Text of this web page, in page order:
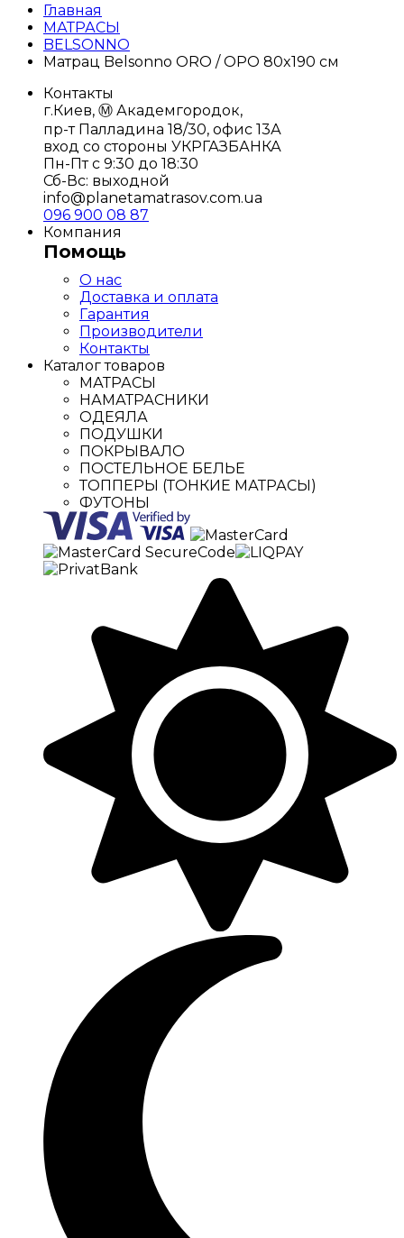
Главная
МАТРАСЫ
BELSONNO
Матрац Belsonno ORO / ОРО 80x190 см
Контакты
г.Киев, Ⓜ️ Академгородок,
пр-т Палладина 18/30, офис 13А
вход со стороны УКРГАЗБАНКА
Пн-Пт с 9:30 до 18:30
Сб-Вс: выходной
info@planetamatrasov.com.ua
096 900 08 87
Компания
Помощь
О нас
Доставка и оплата
Гарантия
Производители
Контакты
Каталог товаров
МАТРАСЫ
НАМАТРАСНИКИ
ОДЕЯЛА
ПОДУШКИ
ПОКРЫВАЛО
ПОСТЕЛЬНОЕ БЕЛЬЕ
ТОППЕРЫ (ТОНКИЕ МАТРАСЫ)
ФУТОНЫ